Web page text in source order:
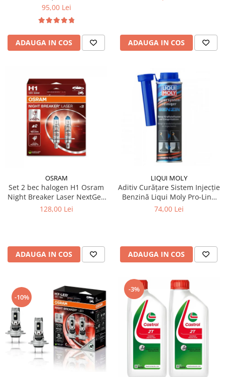
95,00 Lei
ADAUGA IN COS ADAUGA IN COS
OSRAM
Set 2 bec halogen H1 Osram
Night Breaker Laser NextGen
+150%
128,00 Lei
ADAUGA IN COS
LIQUI MOLY
Aditiv Curățare Sistem Injecție
Benzină Liqui Moly Pro-Line
(300 ml) - Tratament
74,00 Lei
ADAUGA IN COS
-10%
-3%